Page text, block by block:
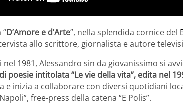
D’Amore e d’Arte”, nella splendida cornice del
allo scrittore, giornalista e autore
nel 1981, Alessandro sin da giovanissimo si
poesie intitolata “Le vie della vita”, edita nel
e inizia a collaborare con diversi quotidiani
free-press della catena “E Polis”.